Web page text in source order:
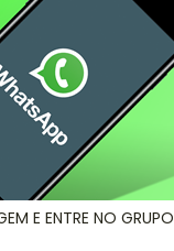
E ENTRE NO GRUPO